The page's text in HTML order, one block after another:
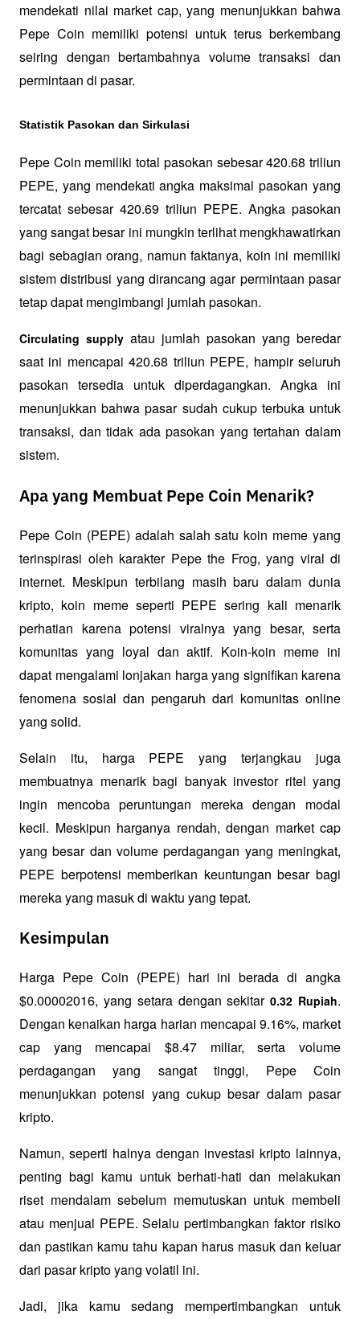
mendekati nilai market cap, yang menunjukkan bahwa
Pepe Coin memiliki potensi untuk terus berkembang
seiring dengan bertambahnya volume transaksi dan
permintaan di pasar.
Statistik Pasokan dan Sirkulasi
Pepe Coin memiliki total pasokan sebesar 420.68 triliun
PEPE, yang mendekati angka maksimal pasokan yang
tercatat sebesar 420.69 triliun PEPE. Angka pasokan
yang sangat besar ini mungkin terlihat mengkhawatirkan
bagi sebagian orang, namun faktanya, koin ini memiliki
sistem distribusi yang dirancang agar permintaan pasar
tetap dapat mengimbangi jumlah pasokan.
Circulating supply atau jumlah pasokan yang beredar
saat ini mencapai 420.68 triliun PEPE, hampir seluruh
pasokan tersedia untuk diperdagangkan. Angka ini
menunjukkan bahwa pasar sudah cukup terbuka untuk
transaksi, dan tidak ada pasokan yang tertahan dalam
sistem.
Apa yang Membuat Pepe Coin Menarik?
Pepe Coin (PEPE) adalah salah satu koin meme yang
terinspirasi oleh karakter Pepe the Frog, yang viral di
internet. Meskipun terbilang masih baru dalam dunia
kripto, koin meme seperti PEPE sering kali menarik
perhatian karena potensi viralnya yang besar, serta
komunitas yang loyal dan aktif. Koin-koin meme ini
dapat mengalami lonjakan harga yang signifikan karena
fenomena sosial dan pengaruh dari komunitas online
yang solid.
Selain itu, harga PEPE yang terjangkau juga
membuatnya menarik bagi banyak investor ritel yang
ingin mencoba peruntungan mereka dengan modal
kecil. Meskipun harganya rendah, dengan market cap
yang besar dan volume perdagangan yang meningkat,
PEPE berpotensi memberikan keuntungan besar bagi
mereka yang masuk di waktu yang tepat.
Kesimpulan
Harga Pepe Coin (PEPE) hari ini berada di angka
$0.00002016, yang setara dengan sekitar 0.32 Rupiah.
Dengan kenaikan harga harian mencapai 9.16%, market
cap yang mencapai $8.47 miliar, serta volume
perdagangan yang sangat tinggi, Pepe Coin
menunjukkan potensi yang cukup besar dalam pasar
kripto.
Namun, seperti halnya dengan investasi kripto lainnya,
penting bagi kamu untuk berhati-hati dan melakukan
riset mendalam sebelum memutuskan untuk membeli
atau menjual PEPE. Selalu pertimbangkan faktor risiko
dan pastikan kamu tahu kapan harus masuk dan keluar
dari pasar kripto yang volatil ini.
Jadi, jika kamu sedang mempertimbangkan untuk